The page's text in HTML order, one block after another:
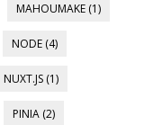
MAHOUMAKE (1)
NODE (4)
NUXT.JS (1)
PINIA (2)